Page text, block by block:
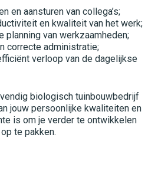
en aansturen van collega’s;
en kwaliteit van het werk;
planning van werkzaamheden;
correcte administratie;
verloop van de dagelijkse
biologisch tuinbouwbedrijf
jouw persoonlijke kwaliteiten en
is om je verder te ontwikkelen
te pakken.